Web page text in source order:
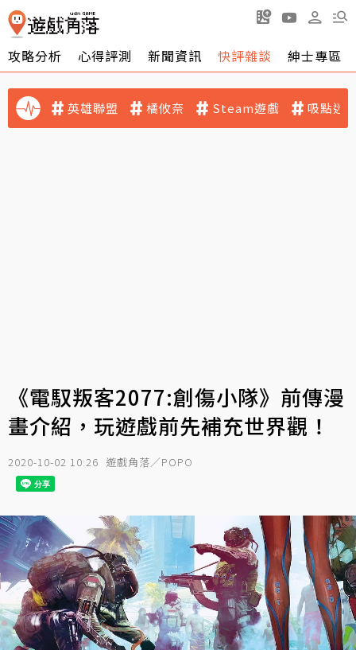
攻略分析 心得評測 新聞資訊 快評雜談 紳士專區
英雄聯盟 橘攸奈 Steam遊戲 吸點迷
《電馭叛客2077:創傷小隊》前傳漫
畫介紹，玩遊戲前先補充世界觀！
2020-10-02 10:26 遊戲角落／POPO